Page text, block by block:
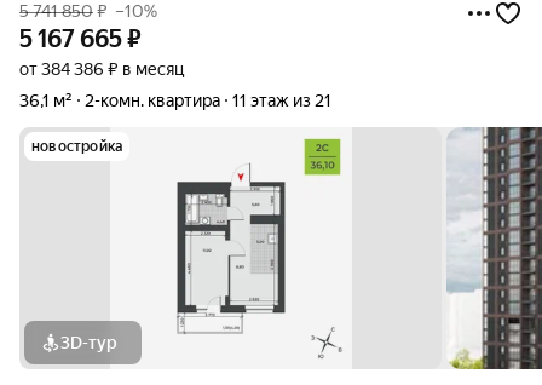
5 741 850₽ –10%
5 167 665₽
от 384 386 ₽ в месяц
36,1 м²
2-комн. квартира 11 этаж из 21
новостройка
3D-тур